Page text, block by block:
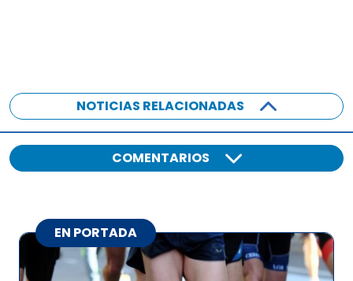
NOTICIAS RELACIONADAS
COMENTARIOS
EN PORTADA